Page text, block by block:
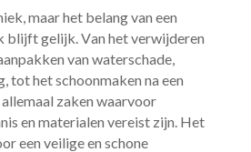
maar het belang van een
blijft gelijk.​ Van het verwijderen
van waterschade,
tot het schoonmaken na een
allemaal zaken waarvoor
en materialen vereist zijn.​ Het
een veilige en schone